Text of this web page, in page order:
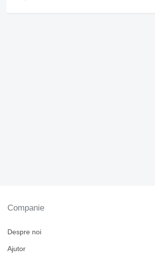
Companie
Despre noi
Ajutor